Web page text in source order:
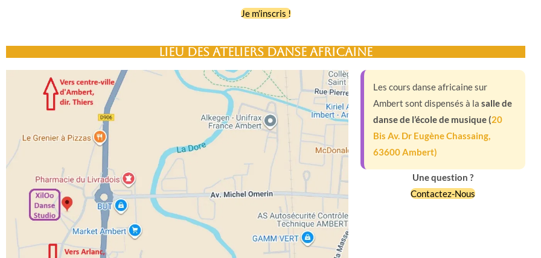
Je m’inscris !
Lieu des ateliers danse africaine
Les cours danse africaine sur
Ambert sont dispensés à la salle de
danse de l’école de musique (20
Bis Av. Dr Eugène Chassaing,
63600 Ambert)
Une question ?
Contactez-Nous